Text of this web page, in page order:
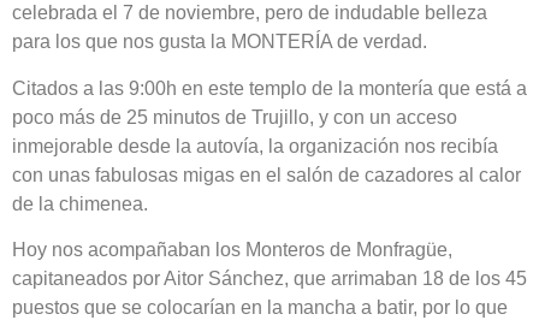
celebrada el 7 de noviembre, pero de indudable belleza
para los que nos gusta la MONTERÍA de verdad.
Citados a las 9:00h en este templo de la montería que está a
poco más de 25 minutos de Trujillo, y con un acceso
inmejorable desde la autovía, la organización nos recibía
con unas fabulosas migas en el salón de cazadores al calor
de la chimenea.
Hoy nos acompañaban los Monteros de Monfragüe,
capitaneados por Aitor Sánchez, que arrimaban 18 de los 45
puestos que se colocarían en la mancha a batir, por lo que